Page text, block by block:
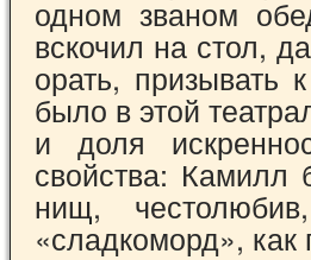
одном званом
вскочил на стол,
орать,
было в этой
и доля
свойства: Камилл
нищ,
«сладкоморд», как